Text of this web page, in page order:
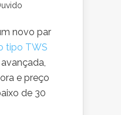
novo par
tipo TWS
e preço
de 30